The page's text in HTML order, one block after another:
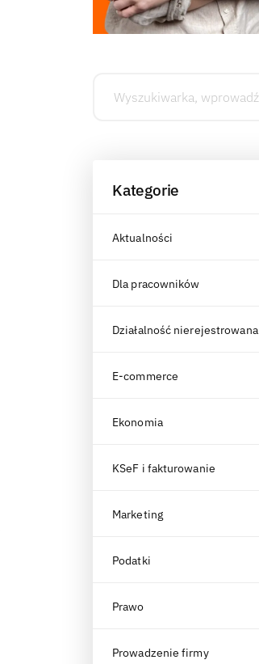
Kategorie
Aktualności
Dla pracowników
Działalność nierejestrowana
E-commerce
Ekonomia
KSeF i fakturowanie
Marketing
Podatki
Prawo
Prowadzenie firmy